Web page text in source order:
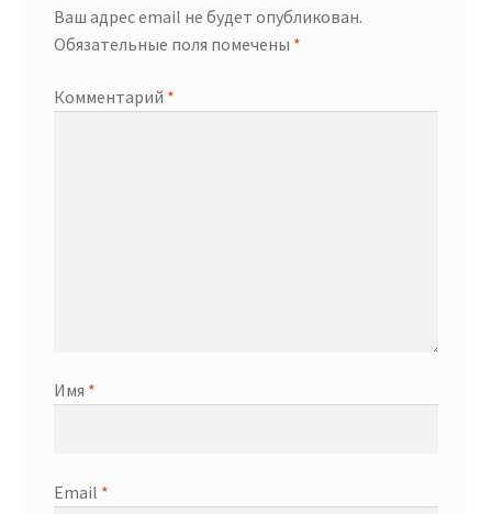
Ваш адрес email не будет опубликован.
Обязательные поля помечены *
Комментарий *
Имя *
Email *